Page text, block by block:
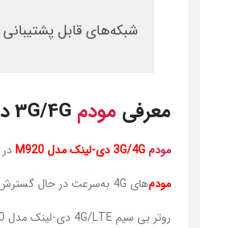
شبکه‌های قابل پشتیبانی
معرفی مودم
مودم در
مودم‌های 4G به‌سرعت در حال گسترش هستند و دارند جای اتصال ADSL را برای اتصال به اینترنت می‌گیرند.
روتر بی سیم 4G/LTE دی-لینک مدل DWR-M920 محصولی از شرکت «دی- لینک » است.